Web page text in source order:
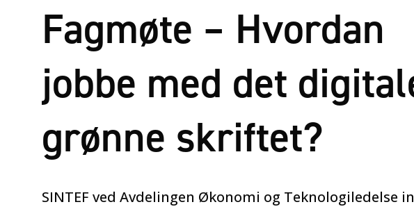
Fagmøte – Hvordan
jobbe med det
grønne skriftet?
SINTEF ved Avdelingen Økonomi og Teknologiledelse